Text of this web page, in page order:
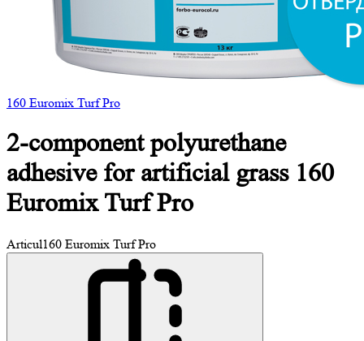
160 Euromix Turf Pro
2-component polyurethane
adhesive for artificial grass 160
Euromix Turf Pro
Articul160 Euromix Turf Pro